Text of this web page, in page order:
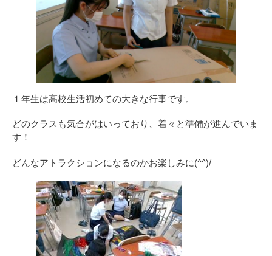
１年生は高校生活初めての大きな行事です。
どのクラスも気合がはいっており、着々と準備が進んでいま
す！
どんなアトラクションになるのかお楽しみに(^^)/